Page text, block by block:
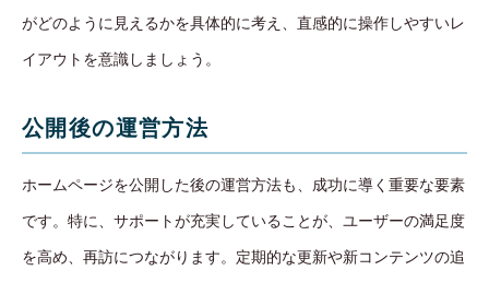
がどのように見えるかを具体的に考え、直感的に操作しやすいレ
イアウトを意識しましょう。
公開後の運営方法
ホームページを公開した後の運営方法も、成功に導く重要な要素
です。特に、サポートが充実していることが、ユーザーの満足度
を高め、再訪につながります。定期的な更新や新コンテンツの追